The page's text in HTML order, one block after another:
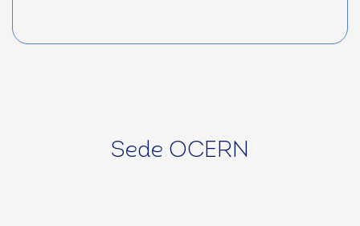
Sede OCERN